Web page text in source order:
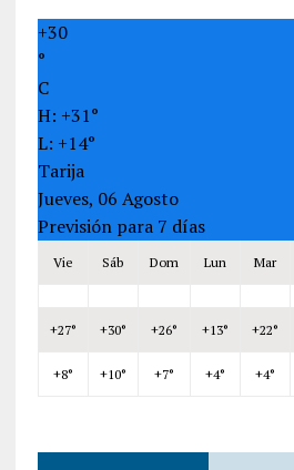
+30
°
C
H: +31°
L: +14°
Tarija
Jueves, 06 Agosto
Previsión para 7 días
Vie Sáb Dom Lun Mar
+27° +30° +26° +13° +22°
+8° +10° +7° +4° +4°